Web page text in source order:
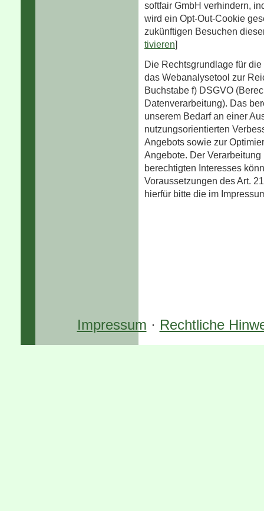
softfair GmbH verhindern,
wird ein Opt-Out-Cookie
zukünftigen Besuchen
tivieren]
Die Rechtsgrundlage für
das Webanalysetool zur
Buchstabe f) DSGVO
Datenverarbeitung). Das
unserem Bedarf an einer
nutzungsorientierten
Angebots sowie zur
Angebote. Der
berechtigten Interesses
Voraussetzungen des Art.
hierfür bitte die im
Impressum · Rechtliche